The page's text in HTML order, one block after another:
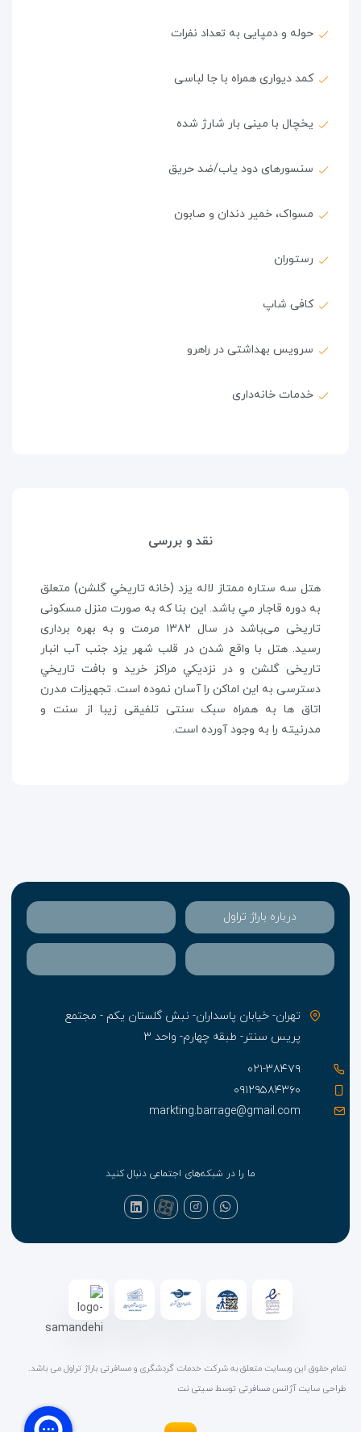
حوله و دمپایی به تعداد نفرات
کمد دیواری همراه با جا لباسی
یخچال با مینی بار شارژ شده
سنسورهای دود یاب/ضد حریق
مسواک، خمیر دندان و صابون
رستوران
کافی شاپ
سرویس بهداشتی در راهرو
خدمات خانه‌داری
نقد و بررسی
هتل سه ستاره ممتاز لاله یزد (خانه تاريخي گلشن) متعلق
به دوره قاجار مي باشد. اين بنا که به صورت منزل مسکونی
تاریخی می‌‍باشد در سال ۱۳۸۲ مرمت و به بهره برداری
رسید. هتل با واقع شدن در قلب شهر يزد جنب آب انبار
تاریخی گلشن و در نزديکي مراکز خريد و بافت تاريخي
دسترسی به این اماکن را آسان نموده است. تجهیزات مدرن
اتاق ها به همراه سبک سنتی تلفیقی زیبا از سنت و
مدرنیته را به وجود آورده است.
درباره باراژ تراول
تهران- خیابان پاسداران- نبش گلستان یکم - مجتمع
پریس سنتر- طبقه چهارم- واحد ۳
۰۲۱-۳۸۴۷۹
۰۹۱۲۹۵۸۴۳۶۰
markting.barrage@gmail.com
ما را در شبکه‌های اجتماعی دنبال کنید
تمام حقوق این وبسایت متعلق به شرکت خدمات گردشگری و مسافرتی باراژ تراول می باشد.
طراحی سایت آژانس مسافرتی توسط سیتی نت